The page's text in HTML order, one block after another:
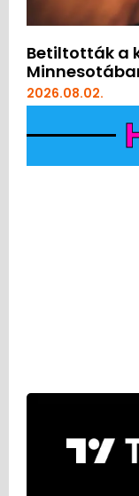
Betiltották a
2026.08.02.